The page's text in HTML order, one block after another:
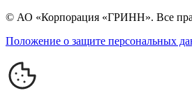
© АО «Корпорация «ГРИНН». Все
Положение о защите персональных